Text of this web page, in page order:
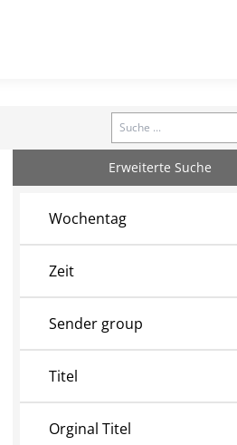
Search
Erweiterte Suche
Wochentag
Zeit
Sender group
Titel
Orginal Titel